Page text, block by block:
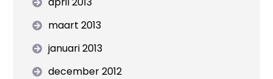
maart 2013
januari 2013
december 2012